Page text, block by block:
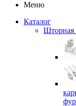
Меню
Каталог
Шторная